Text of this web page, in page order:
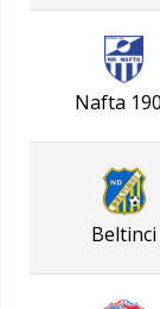
Nafta
Beltinci